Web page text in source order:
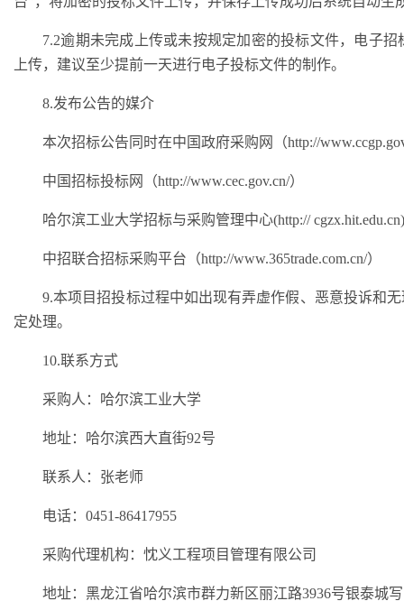
7.2逾期未完成上传或未按规定加密的投标文件，电子
上传，建议至少提前一天进行电子投标文件的制作。
8.发布公告的媒介
本次招标公告同时在中国政府采购网（http://
中国招标投标网（http://www.cec.gov.cn/）
哈尔滨工业大学招标与采购管理中心(http:// cgzx.hit.edu.cn)
中招联合招标采购平台（http://www.365trade.com.cn/）
9.本项目招投标过程中如出现有弄虚作假、恶意投诉和
定处理。
10.联系方式
采购人：哈尔滨工业大学
地址： 哈尔滨西大直街92号
联系人：张老师
电话： 0451-86417955
采购代理机构：忱义工程项目管理有限公司
地址：黑龙江省哈尔滨市群力新区丽江路3936号银泰城